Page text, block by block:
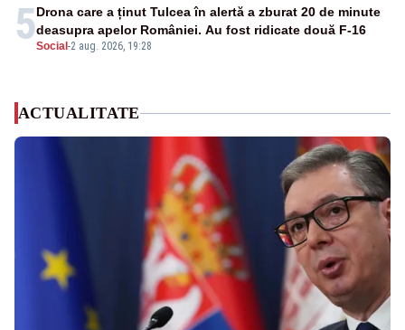
5Social -2 aug. 2026, 19:28
Drona care a ținut Tulcea în alertă a zburat 20 de minute
deasupra apelor României. Au fost ridicate două F-16
ACTUALITATE